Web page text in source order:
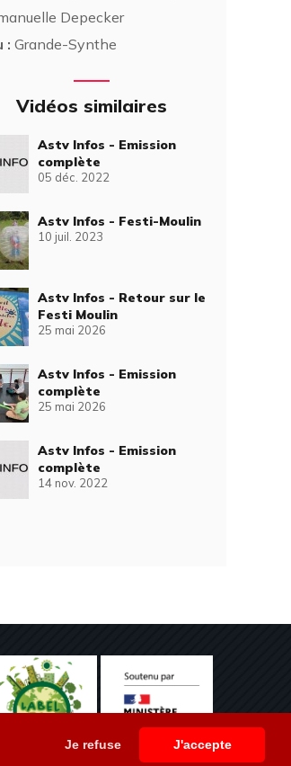
Je refuse J'accepte
Depecker
: Grande-Synthe
Vidéos similaires
Astv Infos - Emission
complète
05 déc. 2022
Astv Infos - Festi-Moulin
10 juil. 2023
Astv Infos - Retour sur le
Festi Moulin
25 mai 2026
Astv Infos - Emission
complète
25 mai 2026
Astv Infos - Emission
complète
14 nov. 2022